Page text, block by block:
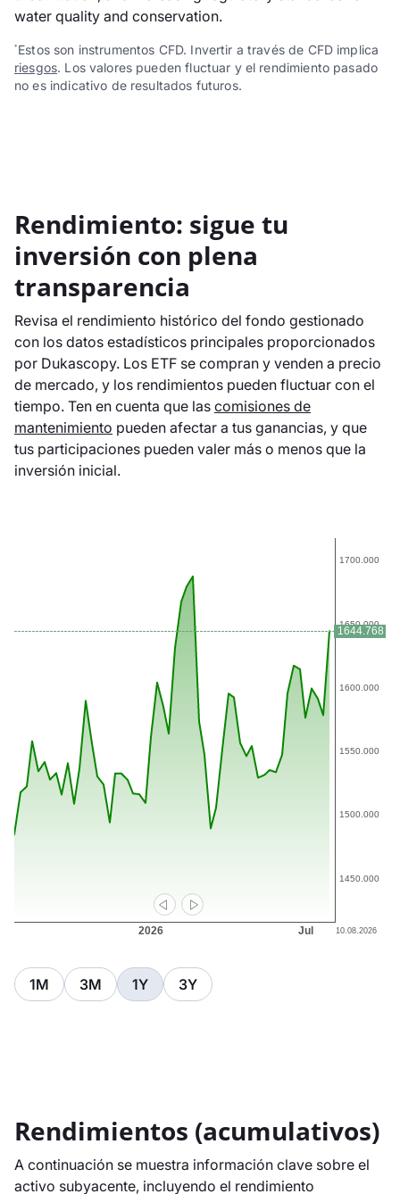
water quality and conservation.
* Estos son instrumentos CFD. Invertir a través de CFD implica
riesgos. Los valores pueden fluctuar y el rendimiento pasado
no es indicativo de resultados futuros.
Rendimiento: sigue tu
inversión con plena
transparencia
Revisa el rendimiento histórico del fondo gestionado
con los datos estadísticos principales proporcionados
por Dukascopy. Los ETF se compran y venden a precio
de mercado, y los rendimientos pueden fluctuar con el
tiempo. Ten en cuenta que las comisiones de
mantenimiento pueden afectar a tus ganancias, y que
tus participaciones pueden valer más o menos que la
inversión inicial.
1M 3M 1Y 3Y
Rendimientos (acumulativos)
A continuación se muestra información clave sobre el
activo subyacente, incluyendo el rendimiento